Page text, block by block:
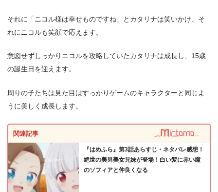
それに「ニコル様は幸せものですね」とカタリナは笑いかけ、そ
れにニコルも笑顔で応えます。
意図せずしっかりニコルを攻略していたカタリナは成長し、15歳
の誕生日を迎えます。
周りの子たちは見た目はすっかりゲームのキャラクターと同じよ
うに美しく成長します。
関連記事
『はめふら』第3話あらすじ・ネタバレ感想！
絶世の美男美女兄妹が登場！白い髪に赤い瞳
のソフィアと仲良くなる